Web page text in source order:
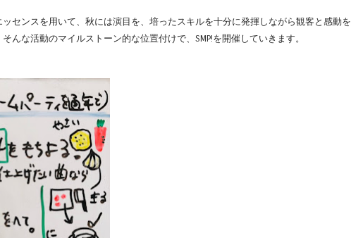
センスを用いて、秋には演目を、培ったスキルを十分に発揮しながら観客と感動を
んな活動のマイルストーン的な位置付けで、SMP!を開催していきます。